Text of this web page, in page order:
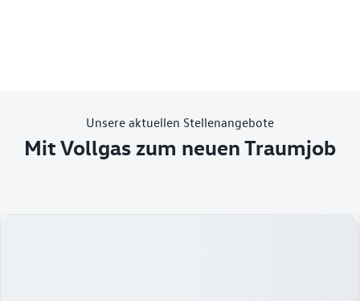
Unsere aktuellen Stellenangebote
Mit Vollgas zum neuen Traumjob